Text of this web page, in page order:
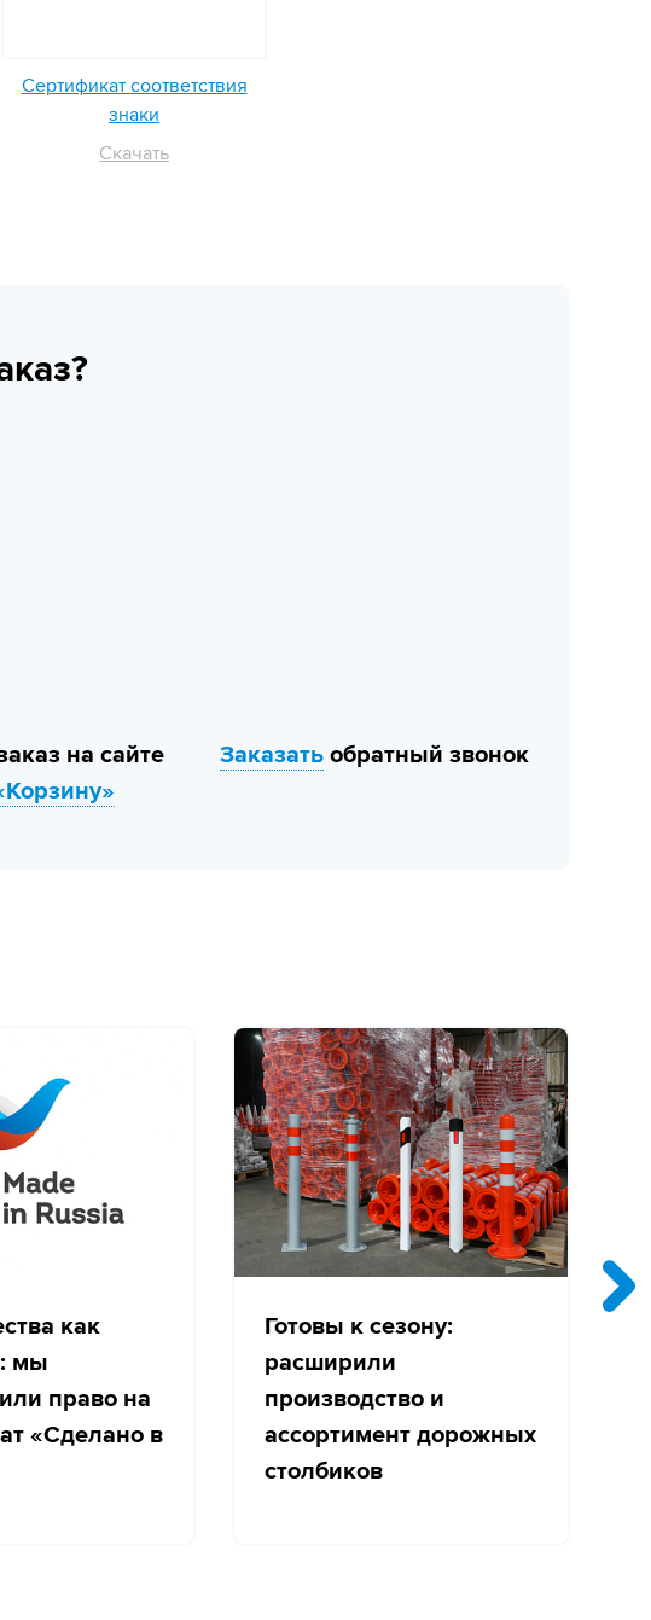
Сертификат соответствия
знаки
Скачать
на сайте
Заказатьобратный звонок
как
мы
право на
«Сделано в
Готовы к сезону:
расширили
производство и
ассортимент дорожных
столбиков